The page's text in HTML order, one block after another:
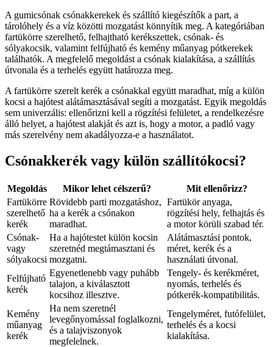
A gumicsónak csónakkerekek és szállító kiegészítők a part, a
tárolóhely és a víz közötti mozgatást könnyítik meg. A kategóriában
fartükörre szerelhető, felhajtható kerékszettek, csónak- és
sólyakocsik, valamint felfújható és kemény műanyag pótkerekek
találhatók. A megfelelő megoldást a csónak kialakítása, a szállítás
útvonala és a terhelés együtt határozza meg.
A fartükörre szerelt kerék a csónakkal együtt maradhat, míg a külön
kocsi a hajótest alátámasztásával segíti a mozgatást. Egyik megoldás
sem univerzális: ellenőrizni kell a rögzítési felületet, a rendelkezésre
álló helyet, a hajótest alakját és azt is, hogy a motor, a padló vagy
más szerelvény nem akadályozza-e a használatot.
Csónakkerék vagy külön szállítókocsi?
Megoldás Mikor lehet célszerű?
Mit ellenőrizz?
Fartükörre
szerelhető
kerék
Rövidebb parti mozgatáshoz,
ha a kerék a csónakon
maradhat.
Fartükör anyaga,
rögzítési hely, felhajtás és
a motor körüli szabad tér.
Csónak-
vagy
sólyakocsi
Ha a hajótestet külön kocsin
szeretnéd megtámasztani és
mozgatni.
Alátámasztási pontok,
méret, kerék és a
használati útvonal.
Felfújható
kerék
Egyenetlenebb vagy puhább
talajon, a kiválasztott
kocsihoz illesztve.
Tengely- és kerékméret,
nyomás, terhelés és
pótkerék-kompatibilitás.
Kemény
műanyag
kerék
Ha nem szeretnél
levegőnyomással foglalkozni,
és a talajviszonyok
megfelelnek.
Tengelyméret, futófelület,
terhelés és a kocsi
kialakítása.